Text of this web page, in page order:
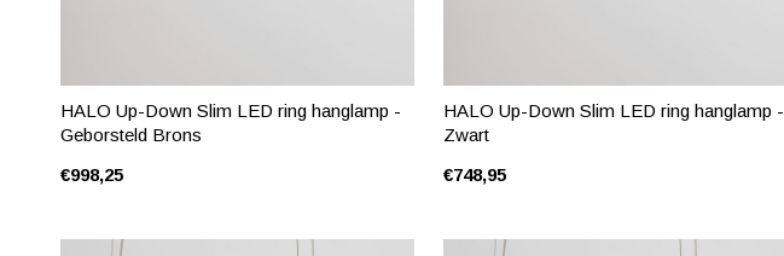
HALO Up-Down Slim LED ring hanglamp -
Geborsteld Brons
€998,25
HALO Up-Down Slim LED ring hanglamp -
Zwart
€748,95